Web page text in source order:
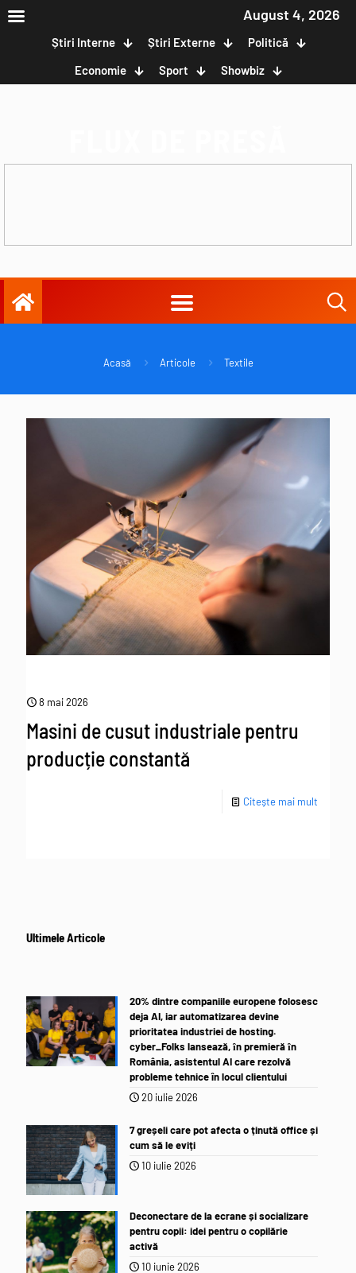
August 4, 2026
Știri Interne Știri Externe
Politică
Economie
Sport Showbiz
Acasă Articole Textile
8 mai 2026
Masini de cusut industriale pentru
producție constantă
Citește mai mult
Ultimele Articole
20% dintre companiile europene folosesc
deja AI, iar automatizarea devine
prioritatea industriei de hosting.
cyber_Folks lansează, ȋn premieră ȋn
România, asistentul AI care rezolvă
probleme tehnice în locul clientului
20 iulie 2026
7 greșeli care pot afecta o ținută office și
cum să le eviți
10 iulie 2026
Deconectare de la ecrane și socializare
pentru copii: idei pentru o copilărie
activă
10 iunie 2026